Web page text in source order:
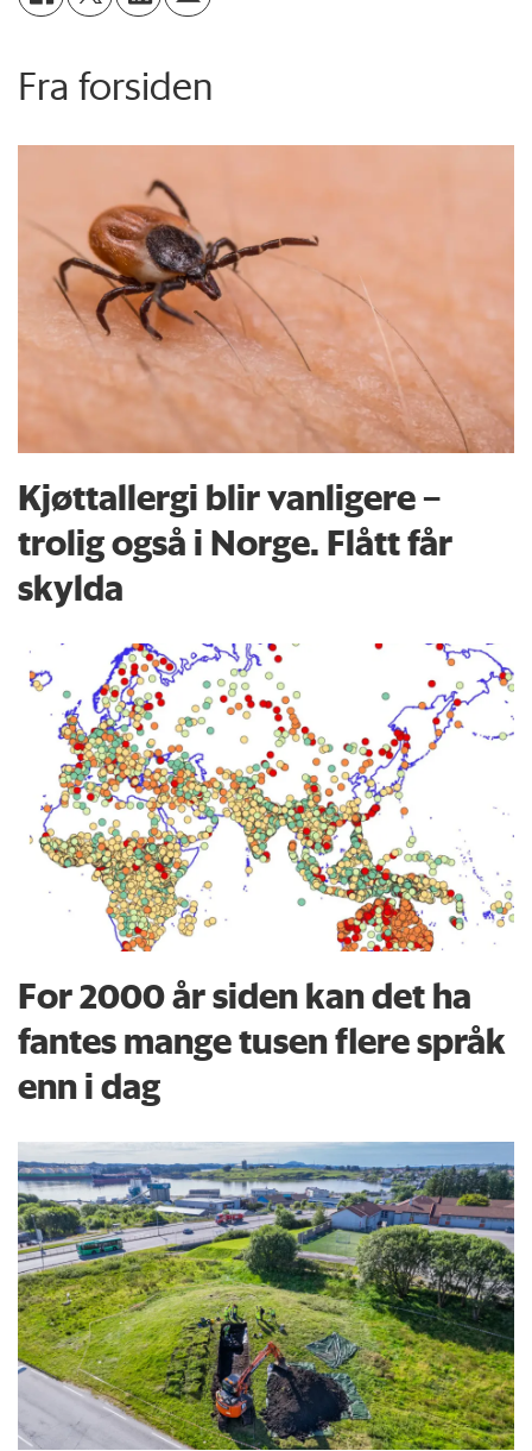
Fra forsiden
Kjøttallergi blir vanligere –
trolig også i Norge. Flått får
skylda
For 2000 år siden kan det ha
fantes mange tusen flere språk
enn i dag